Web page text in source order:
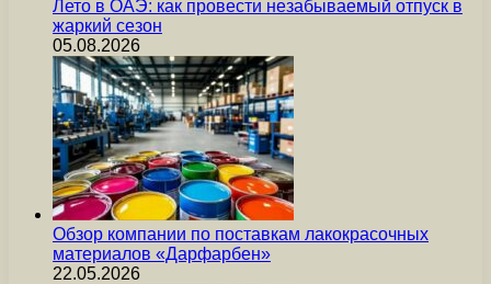
Лето в ОАЭ: как провести незабываемый отпуск в
жаркий сезон
05.08.2026
Обзор компании по поставкам лакокрасочных
материалов «Дарфарбен»
22.05.2026